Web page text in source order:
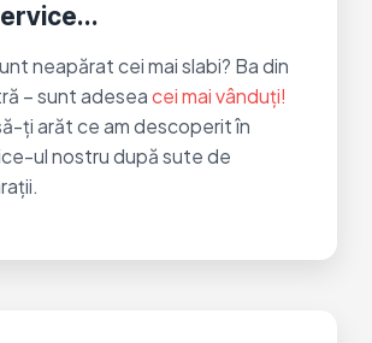
neapărat cei mai slabi? Ba din
– sunt adesea cei mai vânduți!
ți arăt ce am descoperit în
ul nostru după sute de